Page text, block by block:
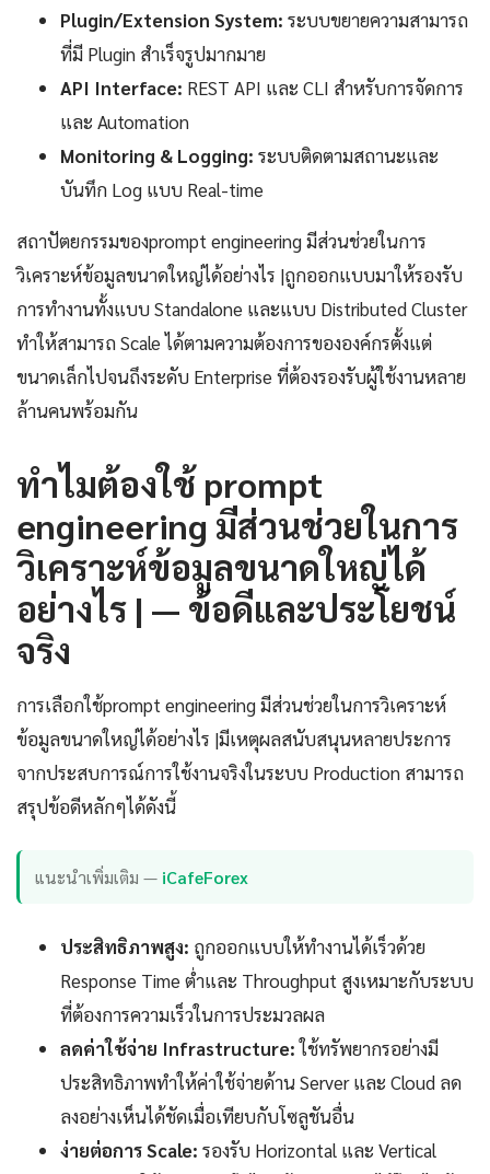
Plugin/Extension System: ระบบขยายความสามารถ
ที่มี Plugin สำเร็จรูปมากมาย
API Interface: REST API และ CLI สำหรับการจัดการ
และ Automation
Monitoring & Logging: ระบบติดตามสถานะและ
บันทึก Log แบบ Real-time
สถาปัตยกรรมของprompt engineering มีส่วนช่วยในการ
วิเคราะห์ข้อมูลขนาดใหญ่ได้อย่างไร |ถูกออกแบบมาให้รองรับ
การทำงานทั้งแบบ Standalone และแบบ Distributed Cluster
ทำให้สามารถ Scale ได้ตามความต้องการขององค์กรตั้งแต่
ขนาดเล็กไปจนถึงระดับ Enterprise ที่ต้องรองรับผู้ใช้งานหลาย
ล้านคนพร้อมกัน
ทำไมต้องใช้ prompt
engineering มีส่วนช่วยในการ
วิเคราะห์ข้อมูลขนาดใหญ่ได้
อย่างไร | — ข้อดีและประโยชน์
จริง
การเลือกใช้prompt engineering มีส่วนช่วยในการวิเคราะห์
ข้อมูลขนาดใหญ่ได้อย่างไร |มีเหตุผลสนับสนุนหลายประการ
จากประสบการณ์การใช้งานจริงในระบบ Production สามารถ
สรุปข้อดีหลักๆได้ดังนี้
แนะนำเพิ่มเติม — iCafeForex
ประสิทธิภาพสูง: ถูกออกแบบให้ทำงานได้เร็วด้วย
Response Time ต่ำและ Throughput สูงเหมาะกับระบบ
ที่ต้องการความเร็วในการประมวลผล
ลดค่าใช้จ่าย Infrastructure:ใช้ทรัพยากรอย่างมี
ประสิทธิภาพทำให้ค่าใช้จ่ายด้าน Server และ Cloud ลด
ลงอย่างเห็นได้ชัดเมื่อเทียบกับโซลูชันอื่น
ง่ายต่อการ Scale: รองรับ Horizontal และ Vertical